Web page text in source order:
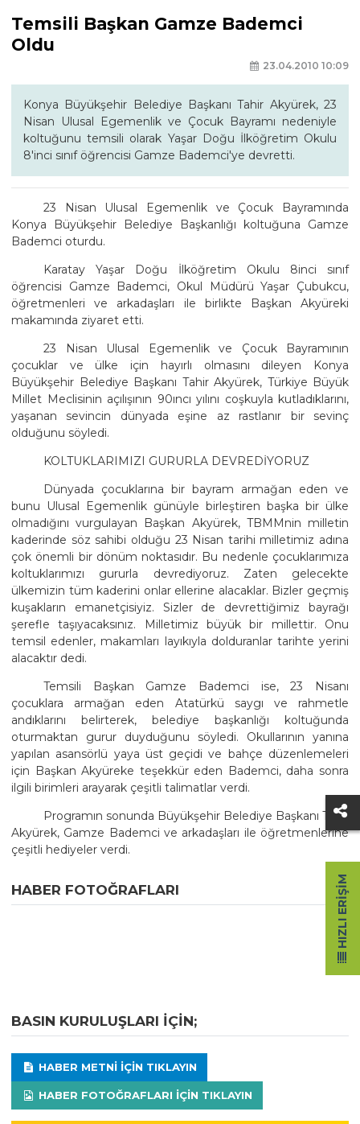
Temsili Başkan Gamze Bademci
Oldu
23.04.2010 10:09
Konya Büyükşehir Belediye Başkanı Tahir Akyürek, 23
Nisan Ulusal Egemenlik ve Çocuk Bayramı nedeniyle
koltuğunu temsili olarak Yaşar Doğu İlköğretim Okulu
8'inci sınıf öğrencisi Gamze Bademci'ye devretti.
23 Nisan Ulusal Egemenlik ve Çocuk Bayramında
Konya Büyükşehir Belediye Başkanlığı koltuğuna Gamze
Bademci oturdu.
Karatay Yaşar Doğu İlköğretim Okulu 8inci sınıf
öğrencisi Gamze Bademci, Okul Müdürü Yaşar Çubukcu,
öğretmenleri ve arkadaşları ile birlikte Başkan Akyüreki
makamında ziyaret etti.
23 Nisan Ulusal Egemenlik ve Çocuk Bayramının
çocuklar ve ülke için hayırlı olmasını dileyen Konya
Büyükşehir Belediye Başkanı Tahir Akyürek, Türkiye Büyük
Millet Meclisinin açılışının 90ıncı yılını coşkuyla kutladıklarını,
yaşanan sevincin dünyada eşine az rastlanır bir sevinç
olduğunu söyledi.
KOLTUKLARIMIZI GURURLA DEVREDİYORUZ
Dünyada çocuklarına bir bayram armağan eden ve
bunu Ulusal Egemenlik günüyle birleştiren başka bir ülke
olmadığını vurgulayan Başkan Akyürek, TBMMnin milletin
kaderinde söz sahibi olduğu 23 Nisan tarihi milletimiz adına
çok önemli bir dönüm noktasıdır. Bu nedenle çocuklarımıza
koltuklarımızı gururla devrediyoruz. Zaten gelecekte
ülkemizin tüm kaderini onlar ellerine alacaklar. Bizler geçmiş
kuşakların emanetçisiyiz. Sizler de devrettiğimiz bayrağı
şerefle taşıyacaksınız. Milletimiz büyük bir millettir. Onu
temsil edenler, makamları layıkıyla dolduranlar tarihte yerini
alacaktır dedi.
Temsili Başkan Gamze Bademci ise, 23 Nisanı
çocuklara armağan eden Atatürkü saygı ve rahmetle
andıklarını belirterek, belediye başkanlığı koltuğunda
oturmaktan gurur duyduğunu söyledi. Okullarının yanına
yapılan asansörlü yaya üst geçidi ve bahçe düzenlemeleri
için Başkan Akyüreke teşekkür eden Bademci, daha sonra
ilgili birimleri arayarak çeşitli talimatlar verdi.
Programın sonunda Büyükşehir Belediye Başkanı Tahir
Akyürek, Gamze Bademci ve arkadaşları ile öğretmenlerine
çeşitli hediyeler verdi.
HABER FOTOĞRAFLARI
BASIN KURULUŞLARI IÇIN;
HABER METNI IÇIN TIKLAYIN
HABER FOTOĞRAFLARI IÇIN TIKLAYIN
HIZLI ERIŞIM